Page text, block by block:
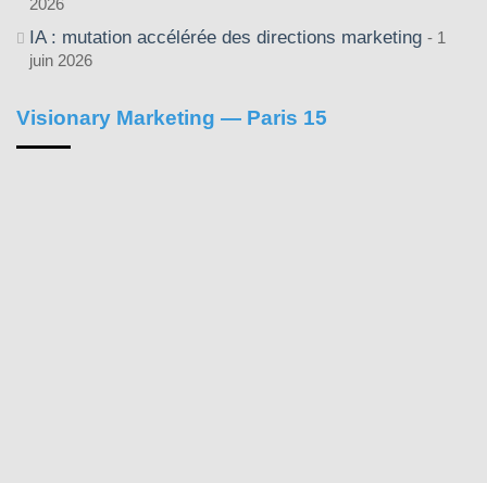
2026
IA : mutation accélérée des directions marketing
1
juin 2026
Visionary Marketing — Paris 15